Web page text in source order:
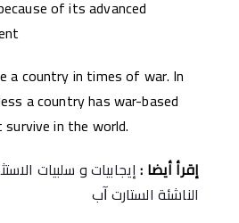
of its advanced
a country in times of war. In
a country has war-based
in the world.
إقرأأيضا :إيجابيات و سلبيات
الناشئة الستارت ﺁب